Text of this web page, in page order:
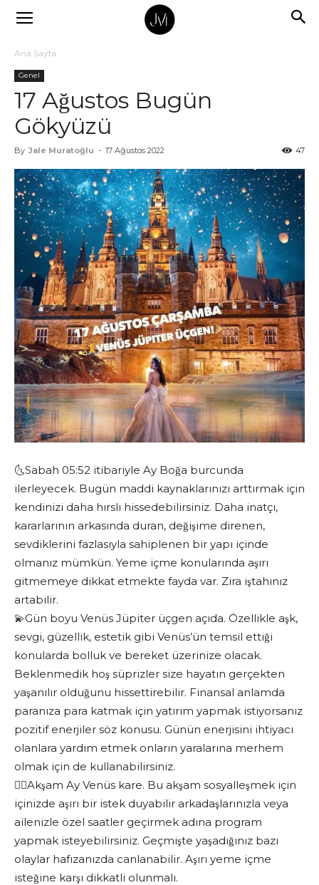
Ana Sayfa
Genel
17 Ağustos Bugün
Gökyüzü
By Jale Muratoğlu - 17 Ağustos 2022 47
🌜Sabah 05:52 itibariyle Ay Boğa burcunda
ilerleyecek. Bugün maddi kaynaklarınızı arttırmak için
kendinizi daha hırslı hissedebilirsiniz. Daha inatçı,
kararlarının arkasında duran, değişime direnen,
sevdiklerini fazlasıyla sahiplenen bir yapı içinde
olmanız mümkün. Yeme içme konularında aşırı
gitmemeye dikkat etmekte fayda var. Zira iştahınız
artabilir.
💫Gün boyu Venüs Jüpiter üçgen açıda. Özellikle aşk,
sevgi, güzellik, estetik gibi Venüs’ün temsil ettiği
konularda bolluk ve bereket üzerinize olacak.
Beklenmedik hoş süprizler size hayatın gerçekten
yaşanılır olduğunu hissettirebilir. Finansal anlamda
paranıza para katmak için yatırım yapmak istiyorsanız
pozitif enerjiler söz konusu. Günün enerjisini ihtiyacı
olanlara yardım etmek onların yaralarına merhem
olmak için de kullanabilirsiniz.
❤️‍🔥Akşam Ay Venüs kare. Bu akşam sosyalleşmek için
içinizde aşırı bir istek duyabilir arkadaşlarınızla veya
ailenizle özel saatler geçirmek adına program
yapmak isteyebilirsiniz. Geçmişte yaşadığınız bazı
olaylar hafızanızda canlanabilir. Aşırı yeme içme
isteğine karşı dikkatli olunmalı.